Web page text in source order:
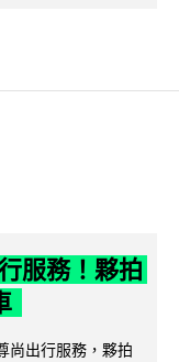
服務！夥拍
尚出行服務，夥拍